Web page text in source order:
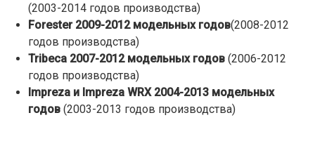
(2003-2014 годов производства)
Forester 2009-2012 модельных годов(2008-2012
годов производства)
Tribeca 2007-2012 модельных годов (2006-2012
годов производства)
Impreza и Impreza WRX 2004-2013 модельных
годов (2003-2013 годов производства)